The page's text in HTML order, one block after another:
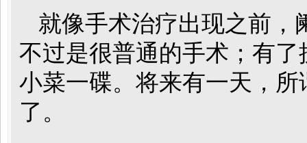
就像手术治疗出现之前，
不过是很普通的手术；有
小菜一碟。将来有一天，
了。